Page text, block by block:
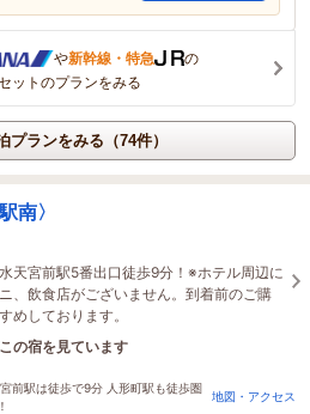
や新幹線・特急
の
ットのプランをみる
プランをみる（74件）
南〉
天宮前駅5番出口徒歩9分！※ホテル周辺に
、飲食店がございません。到着前のご購
めしております。
の宿を見ています
に予約されました
前駅は徒歩で9分 人形町駅も徒歩圏
地図・アクセス